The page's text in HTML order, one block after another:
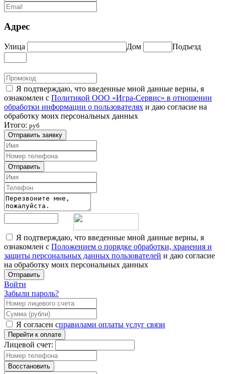
Адрес
Улица Дом Подъезд
Я подтверждаю, что введенные мной данные верны, я
ознакомлен с Политикой ООО «Игра-Сервис» в отношении
обработки информации о пользователях и даю согласие на
обработку моих персональных данных
Итого: руб
Отправить заявку
Отправить
Я подтверждаю, что введенные мной данные верны, я
ознакомлен с Положением о порядке обработки, хранения и
защиты персональных данных пользователей и даю согласие
на обработку моих персональных данных
Отправить
Войти
Забыли пароль?
Я согласен справилами оплаты услуг связи
Перейти к оплате
Лицевой счет:
Восстановить